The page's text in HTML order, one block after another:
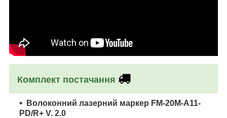
Комплект постачання
Волоконний лазерний маркер FM-20M-A11-
PD/R+ V. 2.0